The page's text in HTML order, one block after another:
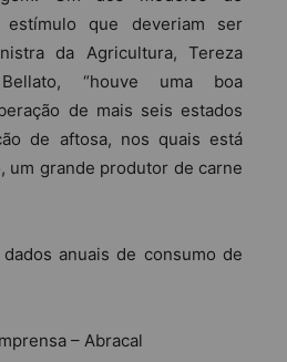
que deveriam ser
da Agricultura, Tereza
“houve uma boa
de mais seis estados
de aftosa, nos quais está
um grande produtor de carne
anuais de consumo de
– Abracal